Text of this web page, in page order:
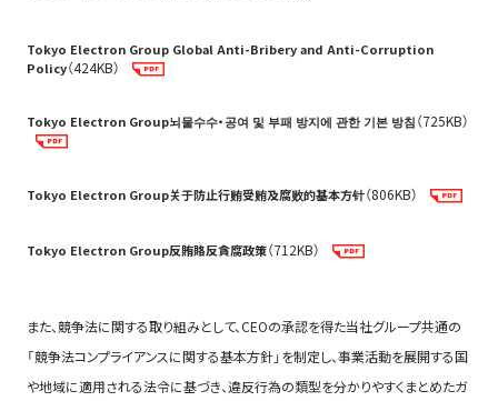
インサイダー取引
情報セキュリティ
会社資産
人権および公正な雇用慣行
Tokyo Electron Group Global Anti-Bribery and Anti-Corruption
Policy（424KB）
Tokyo Electron Group뇌물수수・공여 및 부패 방지에 관한 기본 방침（725KB）
Tokyo Electron Group关于防止行贿受贿及腐败的基本方针（806KB）
Tokyo Electron Group反賄賂反貪腐政策（712KB）
また、競争法に関する取り組みとして、CEOの承認を得た当社グループ共通の
「競争法コンプライアンスに関する基本方針」を制定し、事業活動を展開する国
や地域に適用される法令に基づき、違反行為の類型を分かりやすくまとめたガ